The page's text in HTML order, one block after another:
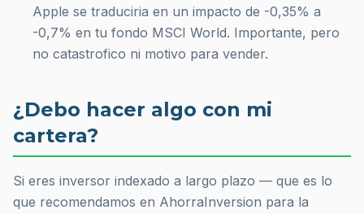
Apple se traduciria en un impacto de -0,35% a
-0,7% en tu fondo MSCI World. Importante, pero
no catastrofico ni motivo para vender.
¿Debo hacer algo con mi
cartera?
Si eres inversor indexado a largo plazo — que es lo
que recomendamos en AhorraInversion para la